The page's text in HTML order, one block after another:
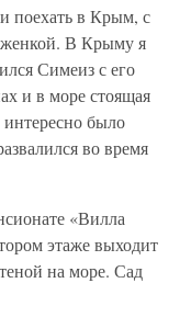
поехать в Крым, с
В Крыму я
Симеиз с его
и в море стоящая
было
во время
«Вилла
этаже выходит
на море. Сад